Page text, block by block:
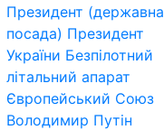
Президент (державна
посада) Президент
України Безпілотний
літальний апарат
Європейський Союз
Володимир Путін